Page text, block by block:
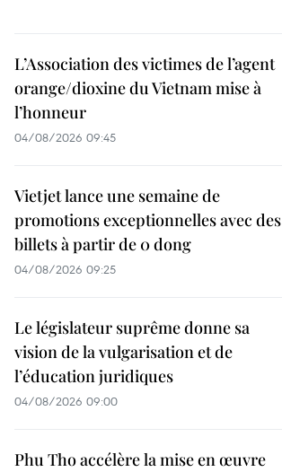
L’Association des victimes de l’agent
orange/dioxine du Vietnam mise à
l’honneur
04/08/2026 09:45
Vietjet lance une semaine de
promotions exceptionnelles avec des
billets à partir de 0 dong
04/08/2026 09:25
Le législateur suprême donne sa
vision de la vulgarisation et de
l’éducation juridiques
04/08/2026 09:00
Phu Tho accélère la mise en œuvre